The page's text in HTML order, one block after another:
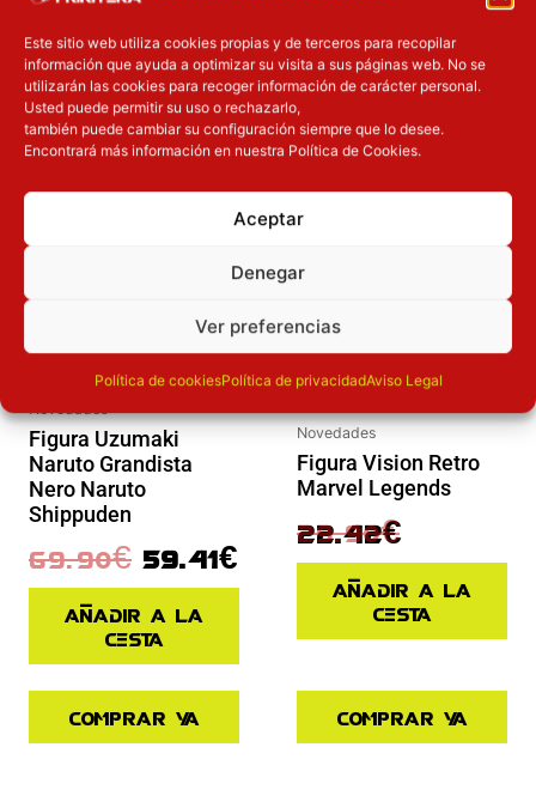
Este sitio web utiliza cookies propias y de terceros para recopilar
información que ayuda a optimizar su visita a sus páginas web. No se
utilizarán las cookies para recoger información de carácter personal.
Usted puede permitir su uso o rechazarlo,
también puede cambiar su configuración siempre que lo desee.
Encontrará más información en nuestra Política de Cookies.
Aceptar
Denegar
Ver preferencias
Política de cookiesPolítica de privacidadAviso Legal
OTROS PRODUCTOS QUE TE
PUEDEN INTERESAR
Figura Uzumaki
Naruto Grandista
Nero Naruto
Shippuden
69.90€
El precio original era: 69.90€.
59.41€
El precio actual es: 59.41€.
Añadir a la
cesta
Comprar ya
Novedades
Figura Vision Retro
Marvel Legends
29.90€
El precio original era: 29.90€.
22.42€
El precio actual es: 22.42€.
Añadir a la
cesta
Comprar ya